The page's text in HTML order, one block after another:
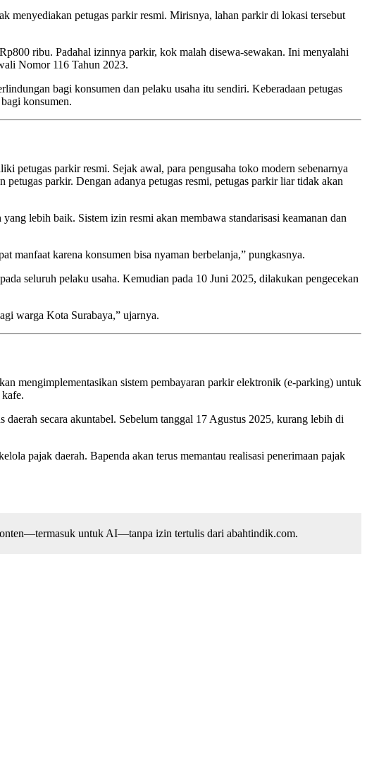
menyediakan petugas parkir resmi. Mirisnya, lahan parkir di lokasi tersebut
ribu. Padahal izinnya parkir, kok malah disewa-sewakan. Ini menyalahi
Nomor 116 Tahun 2023.
bagi konsumen dan pelaku usaha itu sendiri. Keberadaan petugas
konsumen.
petugas parkir resmi. Sejak awal, para pengusaha toko modern sebenarnya
parkir. Dengan adanya petugas resmi, petugas parkir liar tidak akan
lebih baik. Sistem izin resmi akan membawa standarisasi keamanan dan
manfaat karena konsumen bisa nyaman berbelanja,” pungkasnya.
seluruh pelaku usaha. Kemudian pada 10 Juni 2025, dilakukan pengecekan
warga Kota Surabaya,” ujarnya.
mengimplementasikan sistem pembayaran parkir elektronik (e-parking) untuk
secara akuntabel. Sebelum tanggal 17 Agustus 2025, kurang lebih di
pajak daerah. Bapenda akan terus memantau realisasi penerimaan pajak
untuk AI—tanpa izin tertulis dari abahtindik.com.